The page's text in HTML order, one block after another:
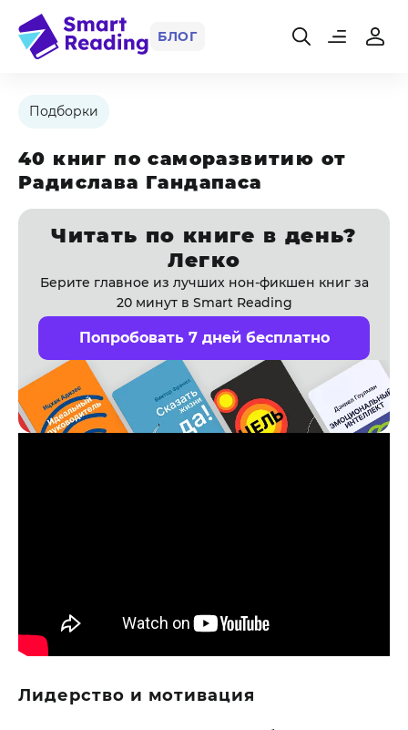
БЛОГ
Подборки
40 книг по саморазвитию от
Радислава Гандапаса
Читать по книге в день?
Легко
Берите главное из лучших нон-фикшен книг за
20 минут в Smart Reading
Попробовать 7 дней бесплатно
Лидерство и мотивация